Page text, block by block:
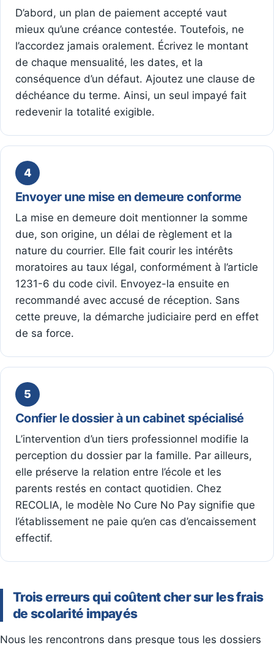
D’abord, un plan de paiement accepté vaut
mieux qu’une créance contestée. Toutefois, ne
l’accordez jamais oralement. Écrivez le montant
de chaque mensualité, les dates, et la
conséquence d’un défaut. Ajoutez une clause de
déchéance du terme. Ainsi, un seul impayé fait
redevenir la totalité exigible.
4
Envoyer une mise en demeure conforme
La mise en demeure doit mentionner la somme
due, son origine, un délai de règlement et la
nature du courrier. Elle fait courir les intérêts
moratoires au taux légal, conformément à l’article
1231-6 du code civil. Envoyez-la ensuite en
recommandé avec accusé de réception. Sans
cette preuve, la démarche judiciaire perd en effet
de sa force.
5
Confier le dossier à un cabinet spécialisé
L’intervention d’un tiers professionnel modifie la
perception du dossier par la famille. Par ailleurs,
elle préserve la relation entre l’école et les
parents restés en contact quotidien. Chez
RECOLIA, le modèle No Cure No Pay signifie que
l’établissement ne paie qu’en cas d’encaissement
effectif.
Trois erreurs qui coûtent cher sur les frais
de scolarité impayés
Nous les rencontrons dans presque tous les dossiers